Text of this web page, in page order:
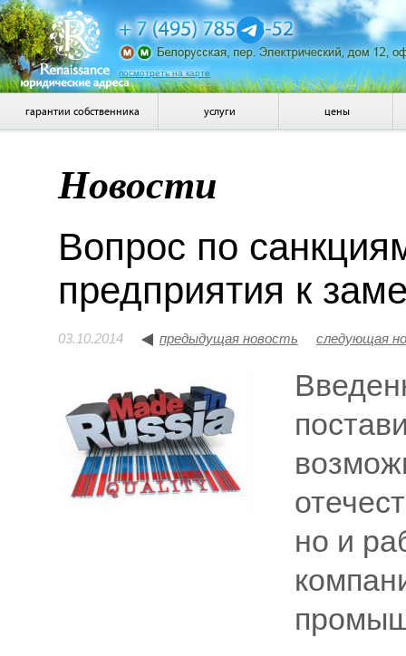
посмотреть на карте
гарантии собственника услуги цены
Новости
Вопрос по
предприятия к
03.10.2014 предыдущая новость следующая
но и